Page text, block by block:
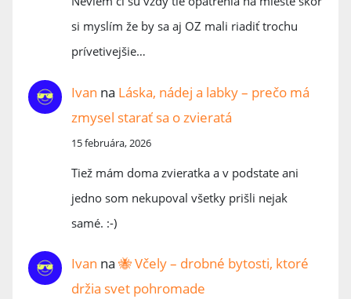
si myslím že by sa aj OZ mali riadiť trochu
prívetivejšie…
Ivan na Láska, nádej a labky – prečo má
zmysel starať sa o zvieratá
15 februára, 2026
Tiež mám doma zvieratka a v podstate ani
jedno som nekupoval všetky prišli nejak
samé. :-)
Ivan na🐝 Včely – drobné bytosti, ktoré
držia svet pohromade